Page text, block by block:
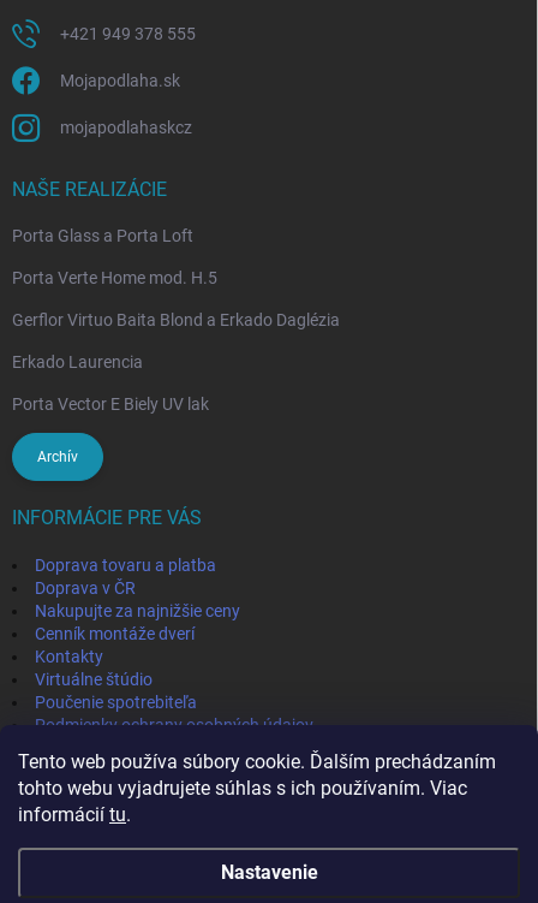
Tento web používa súbory cookie. Ďalším prechádzaním
tohto webu vyjadrujete súhlas s ich používaním. Viac
informácií tu.
Nastavenie
+421 949 378 555
Mojapodlaha.sk
mojapodlahaskcz
NAŠE REALIZÁCIE
Porta Glass a Porta Loft
Porta Verte Home mod. H.5
Gerflor Virtuo Baita Blond a Erkado Daglézia
Erkado Laurencia
Porta Vector E Biely UV lak
Archív
INFORMÁCIE PRE VÁS
Doprava tovaru a platba
Doprava v ČR
Nakupujte za najnižšie ceny
Cenník montáže dverí
Kontakty
Virtuálne štúdio
Poučenie spotrebiteľa
Podmienky ochrany osobných údajov
Obchodné podmienky
IVPA-OKNA - zmluvný partner